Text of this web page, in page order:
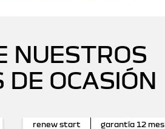
NUESTROS
DE OCASIÓN
renew start garantía 12 mes